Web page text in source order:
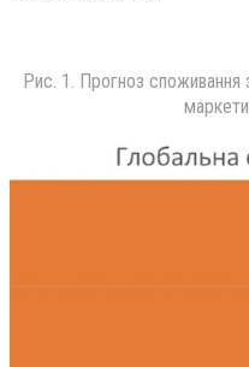
Рис. 1. Прогноз споживання